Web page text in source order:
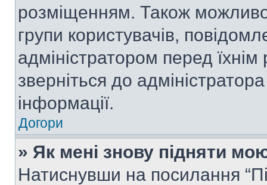
розміщенням. Також
групи користувачів,
адміністратором перед
зверніться до
інформації.
Догори
» Як мені знову підняти
Натиснувши на посилання